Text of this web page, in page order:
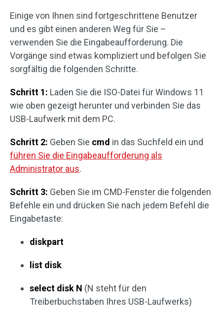
Einige von Ihnen sind fortgeschrittene Benutzer
und es gibt einen anderen Weg für Sie –
verwenden Sie die Eingabeaufforderung. Die
Vorgänge sind etwas kompliziert und befolgen Sie
sorgfältig die folgenden Schritte.
Schritt 1: Laden Sie die ISO-Datei für Windows 11
wie oben gezeigt herunter und verbinden Sie das
USB-Laufwerk mit dem PC.
Schritt 2: Geben Sie cmd in das Suchfeld ein und
führen Sie die Eingabeaufforderung als
Administrator aus.
Schritt 3: Geben Sie im CMD-Fenster die folgenden
Befehle ein und drücken Sie nach jedem Befehl die
Eingabetaste:
diskpart
list disk
select disk N (N steht für den
Treiberbuchstaben Ihres USB-Laufwerks)